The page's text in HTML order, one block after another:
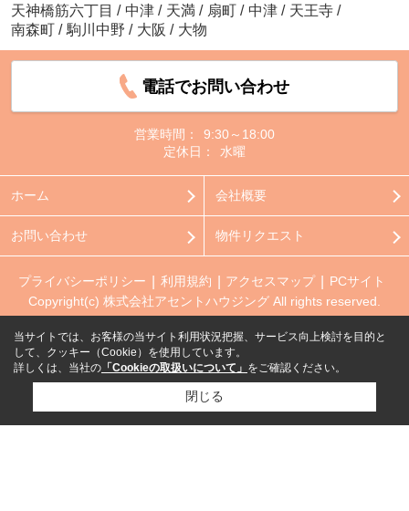
天神橋筋六丁目 / 中津 / 天満 / 扇町 / 中津 / 天王寺 /
南森町 / 駒川中野 / 大阪 / 大物
電話でお問い合わせ
営業時間：
9:30～18:00
定休日：
水曜
ホーム 会社概要
お問い合わせ 物件リクエスト
プライバシーポリシー 利用規約 アクセスマップ
PCサイト
Copyright(c) 株式会社アセントハウジング All rights reserved.
当サイトでは、お客様の当サイト利用状況把握、サービス向上検討を目的と
して、クッキー（Cookie）を使用しています。
詳しくは、当社の 「Cookieの取扱いについて」 をご確認ください。
閉じる